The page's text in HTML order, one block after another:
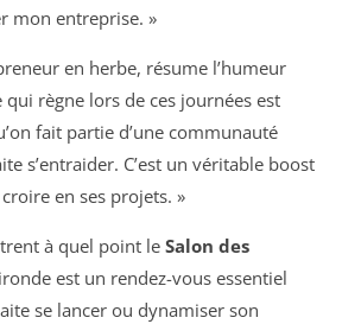
mon entreprise. »
en herbe, résume l’humeur
qui règne lors de ces journées est
fait partie d’une communauté
s’entraider. C’est un véritable boost
en ses projets. »
à quel point le Salon des
est un rendez-vous essentiel
se lancer ou dynamiser son